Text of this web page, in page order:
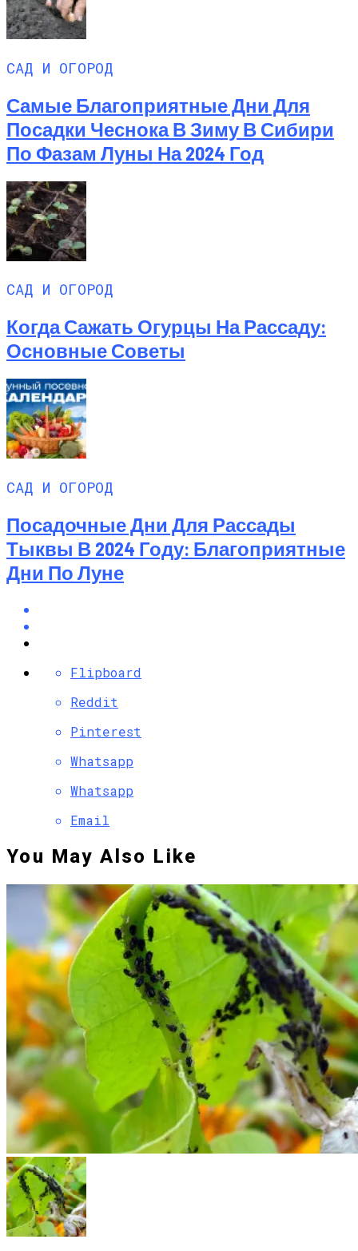
САД И ОГОРОД
Самые Благоприятные Дни Для
Посадки Чеснока В Зиму В Сибири
По Фазам Луны На 2024 Год
САД И ОГОРОД
Когда Сажать Огурцы На Рассаду:
Основные Советы
САД И ОГОРОД
Посадочные Дни Для Рассады
Тыквы В 2024 Году: Благоприятные
Дни По Луне
Flipboard
Reddit
Pinterest
Whatsapp
Whatsapp
Email
You May Also Like